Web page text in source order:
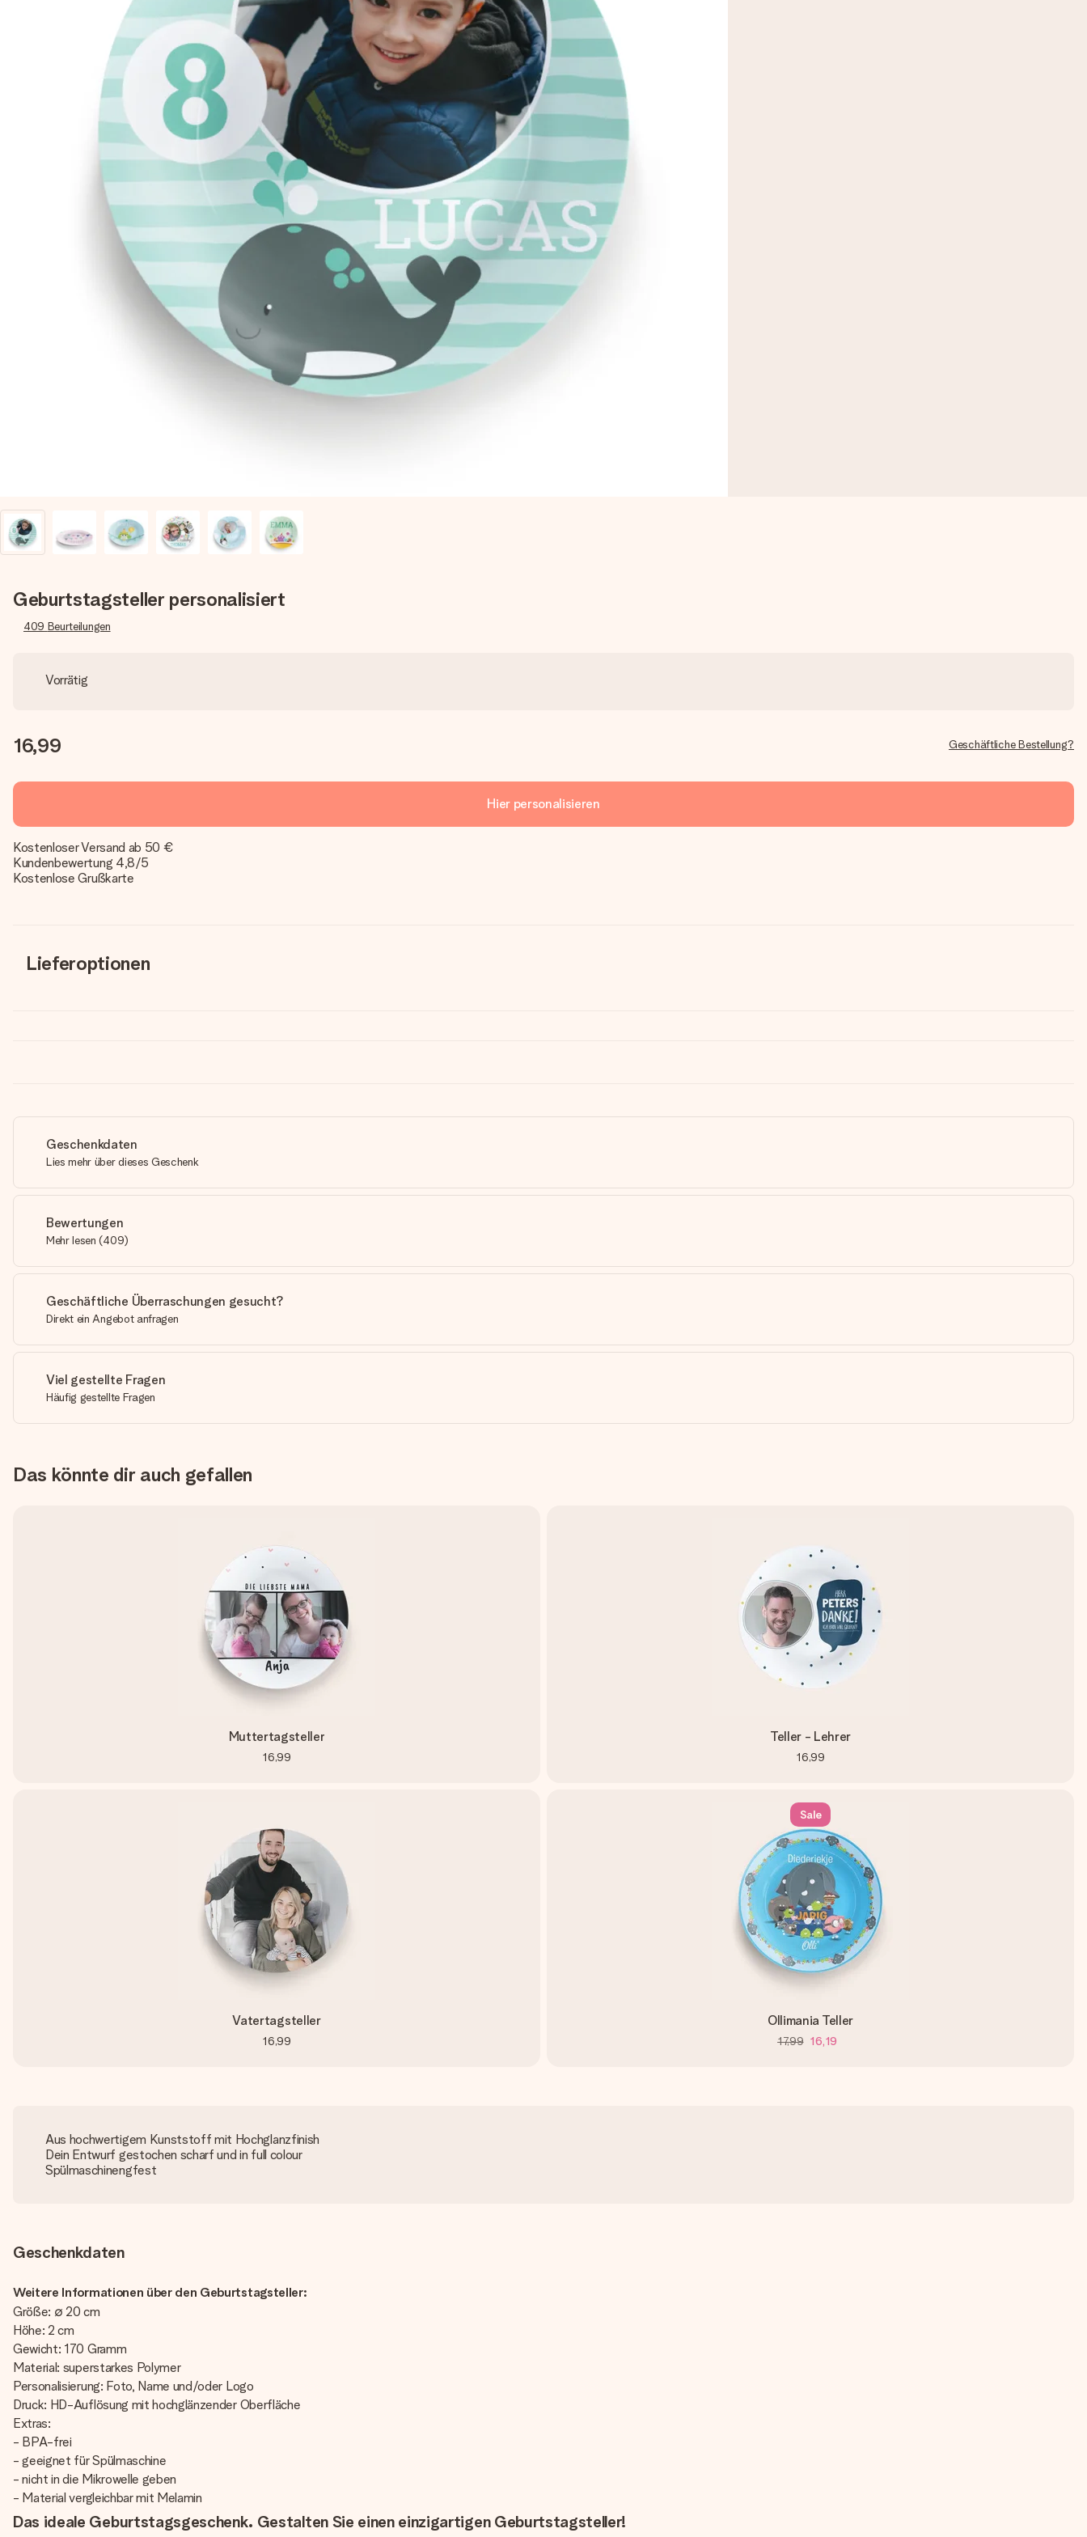
Geburtstagsteller personalisiert
409 Beurteilungen
Vorrätig
16,99 Geschäftliche Bestellung?
Hier personalisieren
Kostenloser Versand ab 50 €
Kundenbewertung 4,8/5
Kostenlose Grußkarte
Lieferoptionen
Geschenkdaten
Lies mehr über dieses Geschenk
Bewertungen
Mehr lesen (409)
Geschäftliche Überraschungen gesucht?
Direkt ein Angebot anfragen
Viel gestellte Fragen
Häufig gestellte Fragen
Das könnte dir auch gefallen
Muttertagsteller
16,99
Teller - Lehrer
16,99
Vatertagsteller
16,99
Sale
Ollimania Teller
17,99 16,19
Aus hochwertigem Kunststoff mit Hochglanzfinish
Dein Entwurf gestochen scharf und in full colour
Spülmaschinengfest
Geschenkdaten
Weitere Informationen über den Geburtstagsteller:
Größe: ∅ 20 cm
Höhe: 2 cm
Gewicht: 170 Gramm
Material: superstarkes Polymer
Personalisierung: Foto, Name und/oder Logo
Druck: HD-Auflösung mit hochglänzender Oberfläche
Extras:
- BPA-frei
- geeignet für Spülmaschine
- nicht in die Mikrowelle geben
- Material vergleichbar mit Melamin
Das ideale Geburtstagsgeschenk. Gestalten Sie einen einzigartigen Geburtstagsteller!